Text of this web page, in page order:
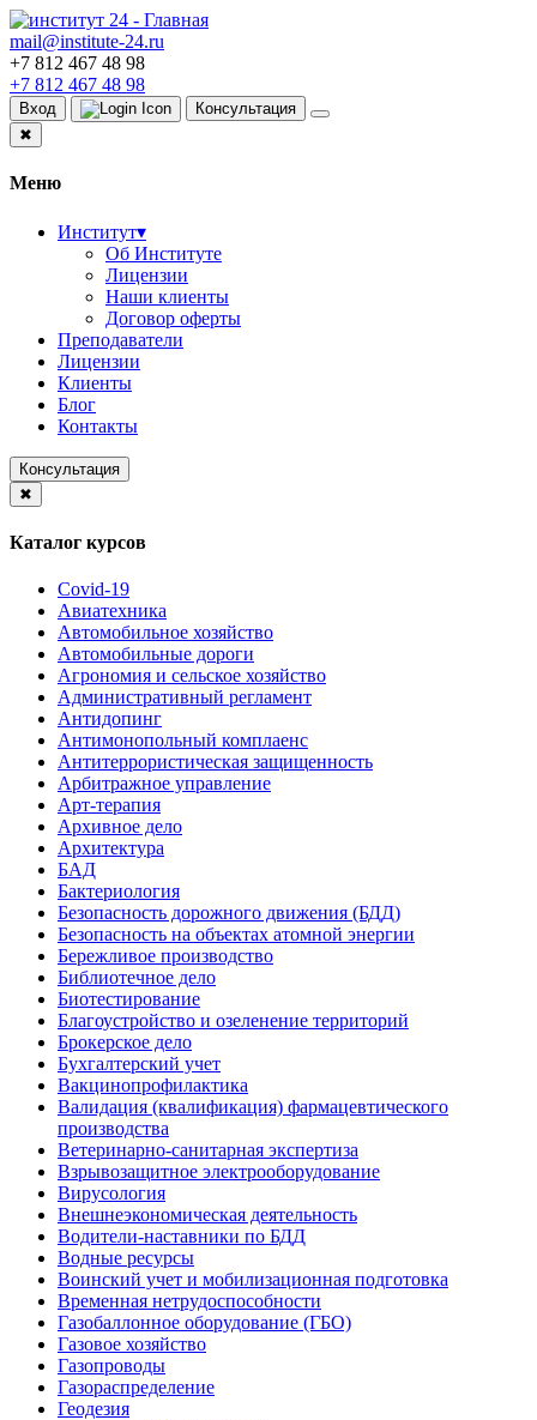
mail@institute-24.ru
+7 812 467 48 98
+7 812 467 48 98
Вход
Консультация
✖
Меню
Институт▾
Об Институте
Лицензии
Наши клиенты
Договор оферты
Преподаватели
Лицензии
Клиенты
Блог
Контакты
Консультация
✖
Каталог курсов
Covid-19
Авиатехника
Автомобильное хозяйство
Автомобильные дороги
Агрономия и сельское хозяйство
Административный регламент
Антидопинг
Антимонопольный комплаенс
Антитеррористическая защищенность
Арбитражное управление
Арт-терапия
Архивное дело
Архитектура
БАД
Бактериология
Безопасность дорожного движения (БДД)
Безопасность на объектах атомной энергии
Бережливое производство
Библиотечное дело
Биотестирование
Благоустройство и озеленение территорий
Брокерское дело
Бухгалтерский учет
Вакцинопрофилактика
Валидация (квалификация) фармацевтического
производства
Ветеринарно-санитарная экспертиза
Взрывозащитное электрооборудование
Вирусология
Внешнеэкономическая деятельность
Водители-наставники по БДД
Водные ресурсы
Воинский учет и мобилизационная подготовка
Временная нетрудоспособности
Газобаллонное оборудование (ГБО)
Газовое хозяйство
Газопроводы
Газораспределение
Геодезия